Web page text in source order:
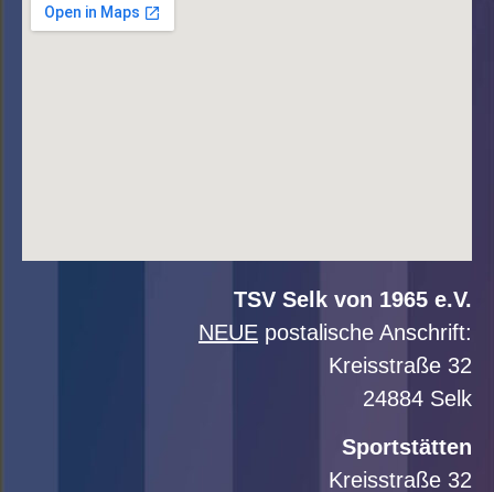
TSV Selk von 1965 e.V.
NEUE postalische Anschrift:
Kreisstraße 32
24884 Selk
Sportstätten
Kreisstraße 32